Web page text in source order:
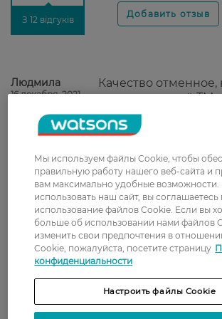
З 12 відгуків
Людмила
16 декабря, 2021
Качество отменное,
продукция этой ТМ.
9 декабря, 2021
користуванні, не
подразнення,
на білизні.
дмитро
5 ноября, 2021
Якість хороша, добре
5 октября, 2021
знижка наразі.
Мы используем файлы Cookie, чтобы
правильную работу нашего веб-сайта и
вам максимально удобные
использовать наш сайт, вы соглашаетесь
использование файлов Cookie. Если вы
больше об использовании нами файлов
изменить свои предпочтения в
Cookie, пожалуйста, посетите страницу
конфиденциальности
Настроить файлы Cookie